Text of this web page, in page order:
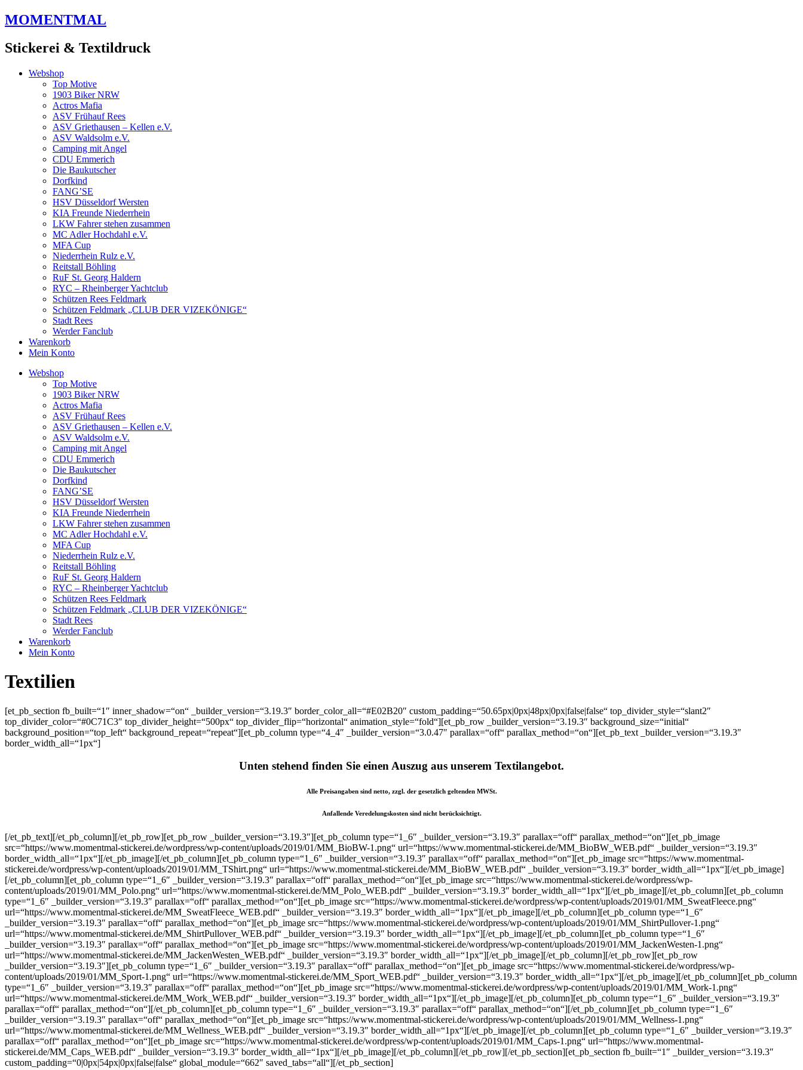
Zum
Inhalt
MOMENTMAL
Stickerei & Textildruck
Webshop
Top Motive
1903 Biker NRW
Actros Mafia
ASV Frühauf Rees
ASV Griethausen – Kellen e.V.
ASV Waldsolm e.V.
Camping mit Angel
CDU Emmerich
Die Baukutscher
Dorfkind
FANG’SE
HSV Düsseldorf Wersten
KIA Freunde Niederrhein
LKW Fahrer stehen zusammen
MC Adler Hochdahl e.V.
MFA Cup
Niederrhein Rulz e.V.
Reitstall Böhling
RuF St. Georg Haldern
RYC – Rheinberger Yachtclub
Schützen Rees Feldmark
Schützen Feldmark „CLUB DER VIZEKÖNIGE“
Stadt Rees
Werder Fanclub
Warenkorb
Mein Konto
Webshop
Top Motive
1903 Biker NRW
Actros Mafia
ASV Frühauf Rees
ASV Griethausen – Kellen e.V.
ASV Waldsolm e.V.
Camping mit Angel
CDU Emmerich
Die Baukutscher
Dorfkind
FANG’SE
HSV Düsseldorf Wersten
KIA Freunde Niederrhein
LKW Fahrer stehen zusammen
MC Adler Hochdahl e.V.
MFA Cup
Niederrhein Rulz e.V.
Reitstall Böhling
RuF St. Georg Haldern
RYC – Rheinberger Yachtclub
Schützen Rees Feldmark
Schützen Feldmark „CLUB DER VIZEKÖNIGE“
Stadt Rees
Werder Fanclub
Warenkorb
Mein Konto
Textilien
[et_pb_section fb_built=“1″ inner_shadow=“on“ _builder_version=“3.19.3″ border_color_all=“#E02B20″ custom_padding=“50.65px|0px|48px|0px|false|false“ top_divider_style=“slant2″
top_divider_color=“#0C71C3″ top_divider_height=“500px“ top_divider_flip=“horizontal“ animation_style=“fold“][et_pb_row _builder_version=“3.19.3″ background_size=“initial“
background_position=“top_left“ background_repeat=“repeat“][et_pb_column type=“4_4″ _builder_version=“3.0.47″ parallax=“off“ parallax_method=“on“][et_pb_text _builder_version=“3.19.3″
border_width_all=“1px“]
Unten stehend finden Sie einen Auszug aus unserem Textilangebot.
Alle Preisangaben sind netto, zzgl. der gesetzlich geltenden MWSt.
Anfallende Veredelungskosten sind nicht berücksichtigt.
[/et_pb_text][/et_pb_column][/et_pb_row][et_pb_row _builder_version=“3.19.3″][et_pb_column type=“1_6″ _builder_version=“3.19.3″ parallax=“off“ parallax_method=“on“][et_pb_image
src=“https://www.momentmal-stickerei.de/wordpress/wp-content/uploads/2019/01/MM_BioBW-1.png“ url=“https://www.momentmal-stickerei.de/MM_BioBW_WEB.pdf“ _builder_version=“3.19.3″
border_width_all=“1px“][/et_pb_image][/et_pb_column][et_pb_column type=“1_6″ _builder_version=“3.19.3″ parallax=“off“ parallax_method=“on“][et_pb_image src=“https://www.momentmal-
stickerei.de/wordpress/wp-content/uploads/2019/01/MM_TShirt.png“ url=“https://www.momentmal-stickerei.de/MM_BioBW_WEB.pdf“ _builder_version=“3.19.3″ border_width_all=“1px“][/et_pb_image]
[/et_pb_column][et_pb_column type=“1_6″ _builder_version=“3.19.3″ parallax=“off“ parallax_method=“on“][et_pb_image src=“https://www.momentmal-stickerei.de/wordpress/wp-
content/uploads/2019/01/MM_Polo.png“ url=“https://www.momentmal-stickerei.de/MM_Polo_WEB.pdf“ _builder_version=“3.19.3″ border_width_all=“1px“][/et_pb_image][/et_pb_column][et_pb_column
type=“1_6″ _builder_version=“3.19.3″ parallax=“off“ parallax_method=“on“][et_pb_image src=“https://www.momentmal-stickerei.de/wordpress/wp-content/uploads/2019/01/MM_SweatFleece.png“
url=“https://www.momentmal-stickerei.de/MM_SweatFleece_WEB.pdf“ _builder_version=“3.19.3″ border_width_all=“1px“][/et_pb_image][/et_pb_column][et_pb_column type=“1_6″
_builder_version=“3.19.3″ parallax=“off“ parallax_method=“on“][et_pb_image src=“https://www.momentmal-stickerei.de/wordpress/wp-content/uploads/2019/01/MM_ShirtPullover-1.png“
url=“https://www.momentmal-stickerei.de/MM_ShirtPullover_WEB.pdf“ _builder_version=“3.19.3″ border_width_all=“1px“][/et_pb_image][/et_pb_column][et_pb_column type=“1_6″
_builder_version=“3.19.3″ parallax=“off“ parallax_method=“on“][et_pb_image src=“https://www.momentmal-stickerei.de/wordpress/wp-content/uploads/2019/01/MM_JackenWesten-1.png“
url=“https://www.momentmal-stickerei.de/MM_JackenWesten_WEB.pdf“ _builder_version=“3.19.3″ border_width_all=“1px“][/et_pb_image][/et_pb_column][/et_pb_row][et_pb_row
_builder_version=“3.19.3″][et_pb_column type=“1_6″ _builder_version=“3.19.3″ parallax=“off“ parallax_method=“on“][et_pb_image src=“https://www.momentmal-stickerei.de/wordpress/wp-
content/uploads/2019/01/MM_Sport-1.png“ url=“https://www.momentmal-stickerei.de/MM_Sport_WEB.pdf“ _builder_version=“3.19.3″ border_width_all=“1px“][/et_pb_image][/et_pb_column][et_pb_column
type=“1_6″ _builder_version=“3.19.3″ parallax=“off“ parallax_method=“on“][et_pb_image src=“https://www.momentmal-stickerei.de/wordpress/wp-content/uploads/2019/01/MM_Work-1.png“
url=“https://www.momentmal-stickerei.de/MM_Work_WEB.pdf“ _builder_version=“3.19.3″ border_width_all=“1px“][/et_pb_image][/et_pb_column][et_pb_column type=“1_6″ _builder_version=“3.19.3″
parallax=“off“ parallax_method=“on“][/et_pb_column][et_pb_column type=“1_6″ _builder_version=“3.19.3″ parallax=“off“ parallax_method=“on“][/et_pb_column][et_pb_column type=“1_6″
_builder_version=“3.19.3″ parallax=“off“ parallax_method=“on“][et_pb_image src=“https://www.momentmal-stickerei.de/wordpress/wp-content/uploads/2019/01/MM_Wellness-1.png“
url=“https://www.momentmal-stickerei.de/MM_Wellness_WEB.pdf“ _builder_version=“3.19.3″ border_width_all=“1px“][/et_pb_image][/et_pb_column][et_pb_column type=“1_6″ _builder_version=“3.19.3″
parallax=“off“ parallax_method=“on“][et_pb_image src=“https://www.momentmal-stickerei.de/wordpress/wp-content/uploads/2019/01/MM_Caps-1.png“ url=“https://www.momentmal-
stickerei.de/MM_Caps_WEB.pdf“ _builder_version=“3.19.3″ border_width_all=“1px“][/et_pb_image][/et_pb_column][/et_pb_row][/et_pb_section][et_pb_section fb_built=“1″ _builder_version=“3.19.3″
custom_padding=“0|0px|54px|0px|false|false“ global_module=“662″ saved_tabs=“all“][/et_pb_section]